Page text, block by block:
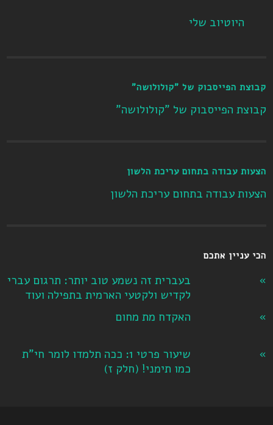
היוטיוב שלי
קבוצת הפייסבוק של "קולולושה"
קבוצת הפייסבוק של "קולולושה"
הצעות עבודה בתחום עריכת הלשון
הצעות עבודה בתחום עריכת הלשון
הכי עניין אתכם
בעברית זה נשמע טוב יותר: תרגום עברי
לקדיש ולקטעי הארמית בתפילה ועוד
האקדח מת מחום
שיעור פרטי 1: ככה תלמדו לומר חי"ת
כמו תימני! ‏(חלק ז‏)